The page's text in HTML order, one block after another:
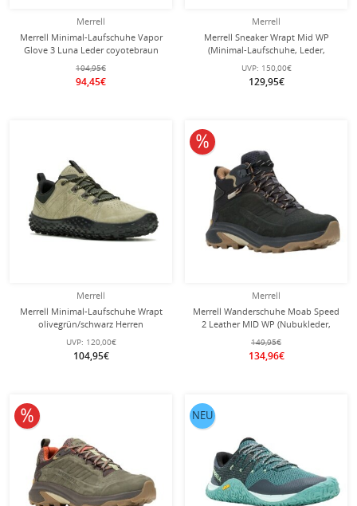
Merrell
Merrell Minimal-Laufschuhe Vapor
Glove 3 Luna Leder coyotebraun
Herren
104,95€
94,45€
Merrell
Merrell Sneaker Wrapt Mid WP
(Minimal-Laufschuhe, Leder,
wasserdicht) olivegrün/schwarz
Herren
UVP: 150,00€
129,95€
Merrell
Merrell Minimal-Laufschuhe Wrapt
olivegrün/schwarz Herren
UVP: 120,00€
104,95€
Merrell
Merrell Wanderschuhe Moab Speed
2 Leather MID WP (Nubukleder,
wasserdicht) schwarz Herren
149,95€
134,96€
10% reduziert
10% reduziert NEU